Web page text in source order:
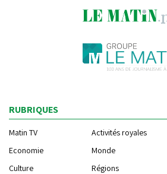
RUBRIQUES
Matin TV Activités royales
Economie
Monde
Culture
Régions